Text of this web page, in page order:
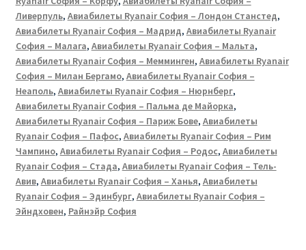
Ливерпуль, Авиабилеты Ryanair София – Лондон Станстед,
Авиабилеты Ryanair София – Мадрид, Авиабилеты Ryanair
София – Малага, Авиабилеты Ryanair София – Мальта,
Авиабилеты Ryanair София – Мемминген, Авиабилеты Ryanair
София – Милан Бергамо, Авиабилеты Ryanair София –
Неаполь, Авиабилеты Ryanair София – Нюрнберг,
Авиабилеты Ryanair София – Пальма де Майорка,
Авиабилеты Ryanair София – Париж Бове, Авиабилеты
Ryanair София – Пафос, Авиабилеты Ryanair София – Рим
Чампино, Авиабилеты Ryanair София – Родос, Авиабилеты
Ryanair София – Стада, Авиабилеты Ryanair София – Тель-
Авив, Авиабилеты Ryanair София – Ханья, Авиабилеты
Ryanair София – Эдинбург, Авиабилеты Ryanair София –
Эйндховен, Райнэйр София